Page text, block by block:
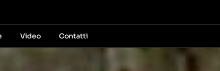
Video Contatti